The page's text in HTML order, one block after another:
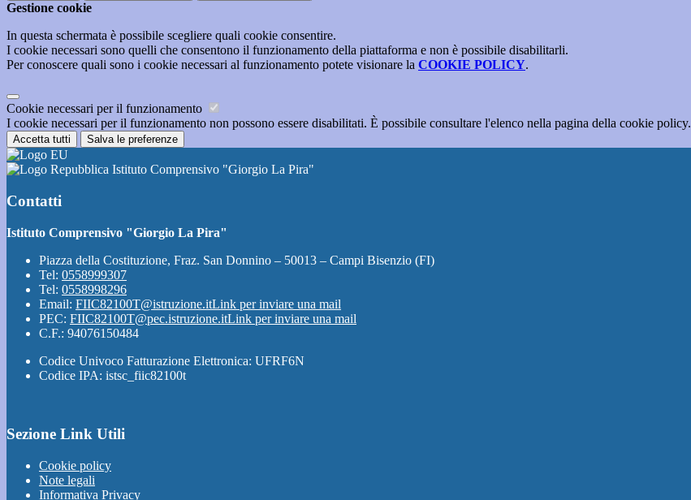
Gestione cookie
In questa schermata è possibile scegliere quali cookie consentire.
I cookie necessari sono quelli che consentono il funzionamento della piattaforma e non è possibile disabilitarli.
Per conoscere quali sono i cookie necessari al funzionamento potete visionare la COOKIE POLICY.
Cookie necessari per il funzionamento
I cookie necessari per il funzionamento non possono essere disabilitati. È possibile consultare l'elenco nella pagina della cookie policy.
Accetta tutti Salva le preferenze
Istituto Comprensivo "Giorgio La Pira"
Contatti
Istituto Comprensivo "Giorgio La Pira"
Piazza della Costituzione, Fraz. San Donnino – 50013 – Campi Bisenzio (FI)
Tel: 0558999307
Tel: 0558998296
Email: FIIC82100T@istruzione.itLink per inviare una mail
PEC: FIIC82100T@pec.istruzione.itLink per inviare una mail
C.F.: 94076150484
Codice Univoco Fatturazione Elettronica: UFRF6N
Codice IPA: istsc_fiic82100t
Sezione Link Utili
Cookie policy
Note legali
Informativa Privacy